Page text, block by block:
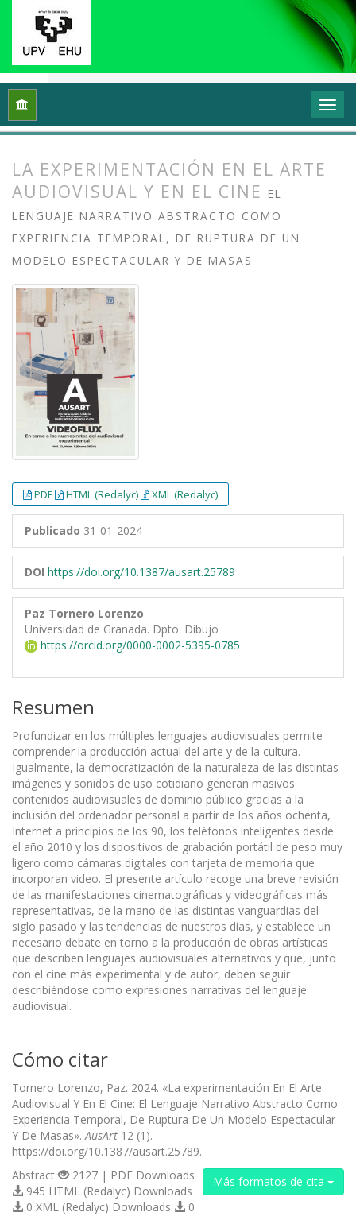
Inicio Vol. 12 Núm. 1 (2024): Videoflux: En torno
LA EXPERIMENTACIÓN EN EL ARTE
AUDIOVISUAL Y EN EL CINE EL
LENGUAJE NARRATIVO ABSTRACTO COMO
EXPERIENCIA TEMPORAL, DE RUPTURA DE UN
MODELO ESPECTACULAR Y DE MASAS
PDF HTML (Redalyc) XML (Redalyc)
Publicado 31-01-2024
DOI https://doi.org/10.1387/ausart.25789
Paz Tornero Lorenzo
Universidad de Granada. Dpto. Dibujo
https://orcid.org/0000-0002-5395-0785
Resumen
Profundizar en los múltiples lenguajes audiovisuales permite
comprender la producción actual del arte y de la cultura.
Igualmente, la democratización de la naturaleza de las distintas
imágenes y sonidos de uso cotidiano generan masivos
contenidos audiovisuales de dominio público gracias a la
inclusión del ordenador personal a partir de los años ochenta,
Internet a principios de los 90, los teléfonos inteligentes desde
el año 2010 y los dispositivos de grabación portátil de peso muy
ligero como cámaras digitales con tarjeta de memoria que
incorporan video. El presente artículo recoge una breve revisión
de las manifestaciones cinematográficas y videográficas más
representativas, de la mano de las distintas vanguardias del
siglo pasado y las tendencias de nuestros días, y establece un
necesario debate en torno a la producción de obras artísticas
que describen lenguajes audiovisuales alternativos y que, junto
con el cine más experimental y de autor, deben seguir
describiéndose como expresiones narrativas del lenguaje
audiovisual.
Cómo citar
Tornero Lorenzo, Paz. 2024. «La experimentación En El Arte
Audiovisual Y En El Cine: El Lenguaje Narrativo Abstracto Como
Experiencia Temporal, De Ruptura De Un Modelo Espectacular
Y De Masas».AusArt 12 (1).
https://doi.org/10.1387/ausart.25789.
Más formatos de cita
Abstract
2127 | PDF Downloads
945 HTML (Redalyc) Downloads
0 XML (Redalyc) Downloads
0